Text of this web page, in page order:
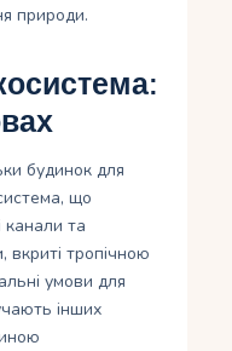
природи.
будинок для
що
канали та
вкриті тропічною
умови для
інших